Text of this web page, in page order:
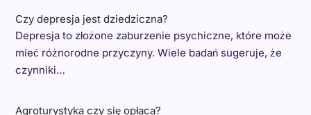
Czy depresja jest dziedziczna?
Depresja to złożone zaburzenie psychiczne, które może
mieć różnorodne przyczyny. Wiele badań sugeruje, że
czynniki…
Agroturystyka czy się opłaca?